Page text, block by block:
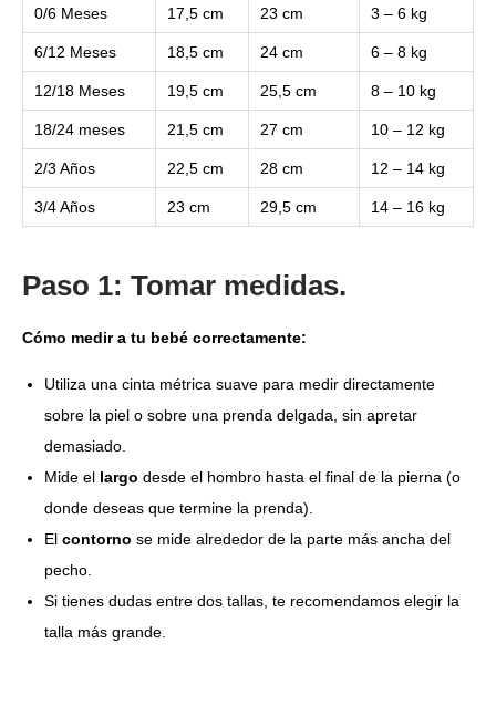
0/6 Meses 17,5 cm 23 cm 3 – 6 kg
6/12 Meses 18,5 cm 24 cm 6 – 8 kg
12/18 Meses 19,5 cm 25,5 cm 8 – 10 kg
18/24 meses 21,5 cm 27 cm 10 – 12 kg
2/3 Años 22,5 cm 28 cm 12 – 14 kg
3/4 Años 23 cm 29,5 cm 14 – 16 kg
Paso 1: Tomar medidas.
Cómo medir a tu bebé correctamente:
Utiliza una cinta métrica suave para medir directamente
sobre la piel o sobre una prenda delgada, sin apretar
demasiado.
Mide el largo desde el hombro hasta el final de la pierna (o
donde deseas que termine la prenda).
El contorno se mide alrededor de la parte más ancha del
pecho.
Si tienes dudas entre dos tallas, te recomendamos elegir la
talla más grande.